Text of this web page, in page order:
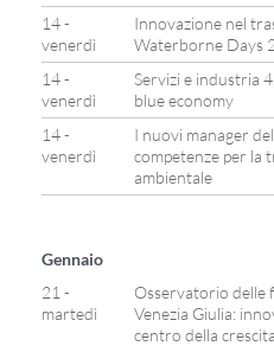
14 -
venerdì
Innovazione nel
Waterborne Days
14 -
venerdì
Servizi e industria
blue economy
14 -
venerdì
I nuovi manager
competenze per la
ambientale
Gennaio
21 -
martedì
Osservatorio delle
Venezia Giulia:
centro della crescita